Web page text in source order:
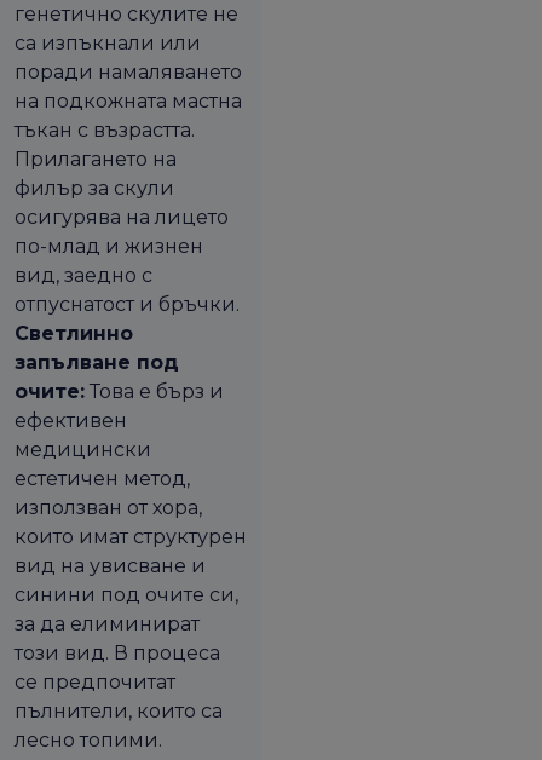
генетично скулите не
са изпъкнали или
поради намаляването
на подкожната мастна
тъкан с възрастта.
Прилагането на
филър за скули
осигурява на лицето
по-млад и жизнен
вид, заедно с
отпуснатост и бръчки.
Светлинно
запълване под
очите: Това е бърз и
ефективен
медицински
естетичен метод,
използван от хора,
които имат структурен
вид на увисване и
синини под очите си,
за да елиминират
този вид. В процеса
се предпочитат
пълнители, които са
лесно топими.